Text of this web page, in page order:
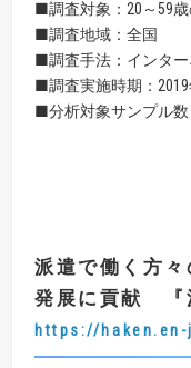
■調査対象：20～59
■調査地域：全国
■調査手法：インタ
■調査実施時期：2019
■分析対象サンプル数
派遣で働く方
発展に貢献
『
https://